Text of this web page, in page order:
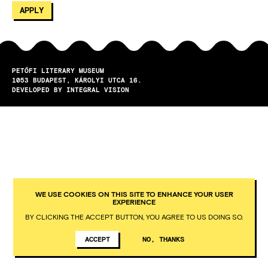
PETŐFI LITERARY MUSEUM
1053
BUDAPEST
KÁROLYI UTCA 16.
DEVELOPED BY INTEGRAL VISION
WE USE COOKIES ON THIS SITE TO ENHANCE YOUR USER
EXPERIENCE
BY CLICKING THE ACCEPT BUTTON, YOU AGREE TO US DOING SO.
ACCEPT NO, THANKS